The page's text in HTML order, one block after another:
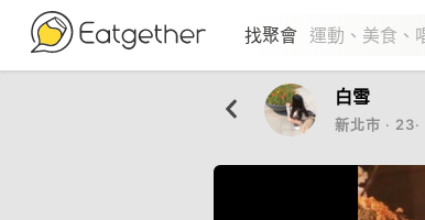
找聚會
白雪
新北市 ‧ 23‧